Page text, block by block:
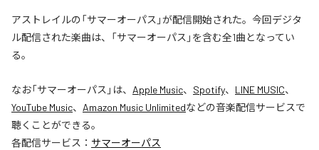
アストレイルの「サマーオーパス」が配信開始された。今回デジタ
ル配信された楽曲は、「サマーオーパス」を含む全1曲となってい
る。
なお「サマーオーパス 」は、 Apple Music、 Spotify、 LINE MUSIC、
YouTube Music、 Amazon Music Unlimitedなどの音楽配信サービスで
聴くことができる。
各配信サービス： サマーオーパス